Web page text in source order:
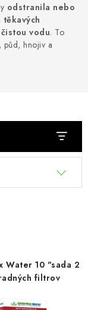
odstranila nebo
těkavých
čistou vodu. To
půd, hnojiv a
Water 10 "sada 2
filtrov